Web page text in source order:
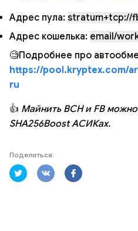
Адрес пула: stratum+tcp://
Адрес кошелька: email/
🧐Подробнее про
https://pool.kryptex.com/
ru
👍 Майнить BCH и FB
SHA256Boost АСИКах.
Поделиться: